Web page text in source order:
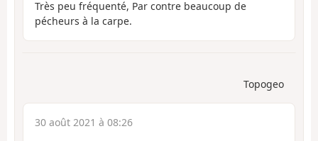
Très peu fréquenté, Par contre beaucoup de
pécheurs à la carpe.
Topogeo
30 août 2021 à 08:26